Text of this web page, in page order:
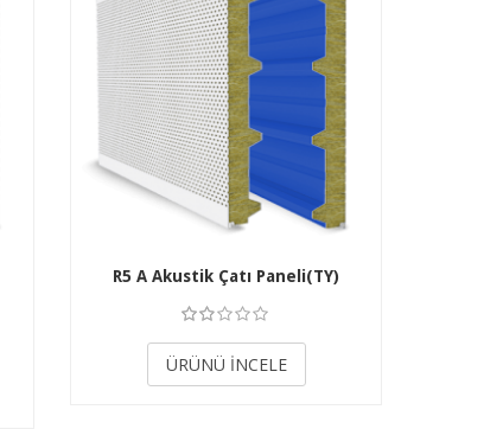
R5 A Akustik Çatı Paneli(TY)
3.50
ÜRÜNÜ İNCELE